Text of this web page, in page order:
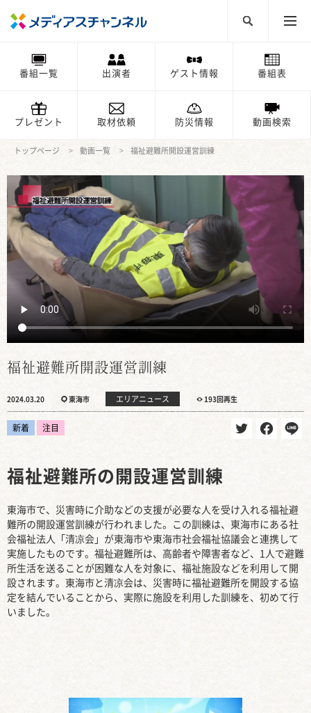
番組一覧 出演者 ゲスト情報 番組表
プレゼント 取材依頼 防災情報 動画検索
トップページ 動画一覧 福祉避難所開設運営訓練
福祉避難所開設運営訓練
2024.03.20 東海市 エリアニュース 193回再生
新着 注目
福祉避難所の開設運営訓練
東海市で、災害時に介助などの支援が必要な人を受け入れる福祉避
難所の開設運営訓練が行われました。この訓練は、東海市にある社
会福祉法人「清凉会」が東海市や東海市社会福祉協議会と連携して
実施したものです。福祉避難所は、高齢者や障害者など、1人で避難
所生活を送ることが困難な人を対象に、福祉施設などを利用して開
設されます。東海市と清凉会は、災害時に福祉避難所を開設する協
定を結んでいることから、実際に施設を利用した訓練を、初めて行
いました。